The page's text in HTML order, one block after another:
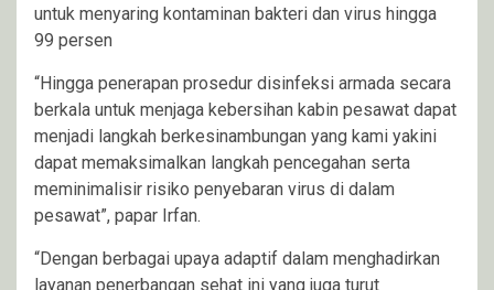
untuk menyaring kontaminan bakteri dan virus hingga
99 persen
“Hingga penerapan prosedur disinfeksi armada secara
berkala untuk menjaga kebersihan kabin pesawat dapat
menjadi langkah berkesinambungan yang kami yakini
dapat memaksimalkan langkah pencegahan serta
meminimalisir risiko penyebaran virus di dalam
pesawat”, papar Irfan.
“Dengan berbagai upaya adaptif dalam menghadirkan
layanan penerbangan sehat ini yang juga turut